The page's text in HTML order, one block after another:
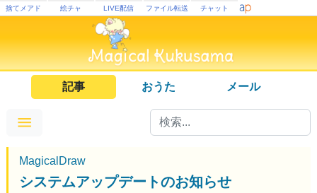
捨てメアド 絵チャ LIVE配信 ファイル転送 チャット
記事 おうた メール
MagicalDraw
システムアップデートのお知らせ